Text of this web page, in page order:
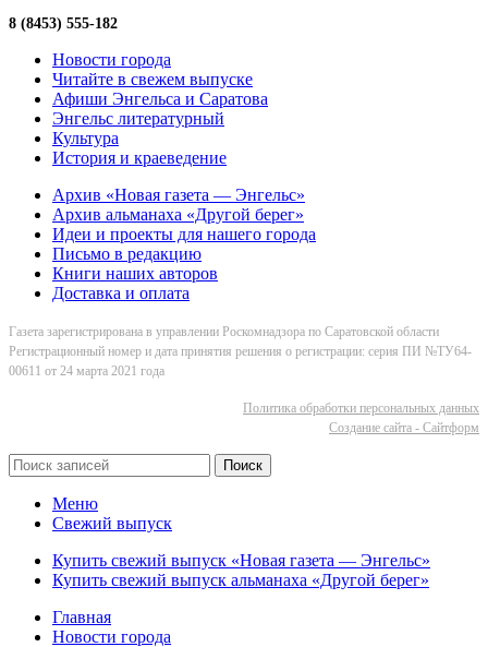
8 (8453) 555-182
Новости города
Читайте в свежем выпуске
Афиши Энгельса и Саратова
Энгельс литературный
Культура
История и краеведение
Архив «Новая газета — Энгельс»
Архив альманаха «Другой берег»
Идеи и проекты для нашего города
Письмо в редакцию
Книги наших авторов
Доставка и оплата
Газета зарегистрирована в управлении Роскомнадзора по Саратовской области
Регистрационный номер и дата принятия решения о регистрации: серия ПИ №ТУ64-
00611 от 24 марта 2021 года
Политика обработки персональных данных
Cоздание сайта - Сайтформ
Поиск
Меню
Свежий выпуск
Купить свежий выпуск «Новая газета — Энгельс»
Купить свежий выпуск альманаха «Другой берег»
Главная
Новости города